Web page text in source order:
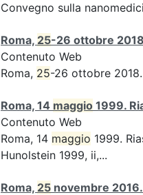
Convegno sulla
Roma, 25-26 ottobre
Contenuto Web
Roma, 25-26 ottobre
Roma, 14 maggio 1999.
Contenuto Web
Roma, 14 maggio 1999.
Hunolstein 1999, ii,...
Roma, 25 novembre 2016.